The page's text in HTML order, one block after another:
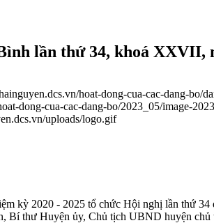
lần thứ 34, khoá XXVII,
hoat-dong-cua-cac-dang-
dong-cua-cac-dang-bo/2023_05/image-
uploads/logo.gif
kỳ 2020 - 2025 tổ chức Hội nghị lần thứ 34
Bí thư Huyện ủy, Chủ tịch UBND huyện chủ